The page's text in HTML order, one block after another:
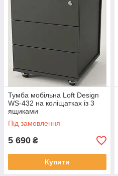
Тумба мобільна Loft Design
WS-432 на коліщатках із 3
ящиками
Під замовлення
5 690 ₴
Купити